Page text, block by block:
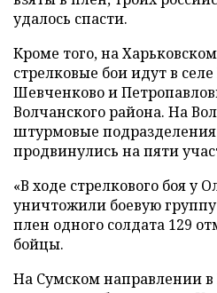
удалось спасти.
Кроме того, на
стрелковые бои идут в
Шевченково и
Волчанского района. На
штурмовые подразделения
продвинулись на пяти
«В ходе стрелкового боя у
уничтожили боевую
плен одного солдата 129
бойцы.
На Сумском направлении